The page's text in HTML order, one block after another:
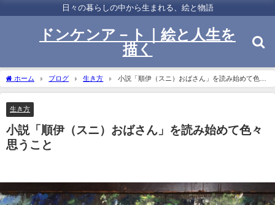
日々の暮らしの中から生まれる、絵と物語
ドンケンア－ト｜絵と人生を
描く
ホーム ブログ 生き方
小説「順伊（スニ）おばさん」を読み始めて色々
思うこと
生き方
小説「順伊（スニ）おばさん」を読み始めて色々
思うこと